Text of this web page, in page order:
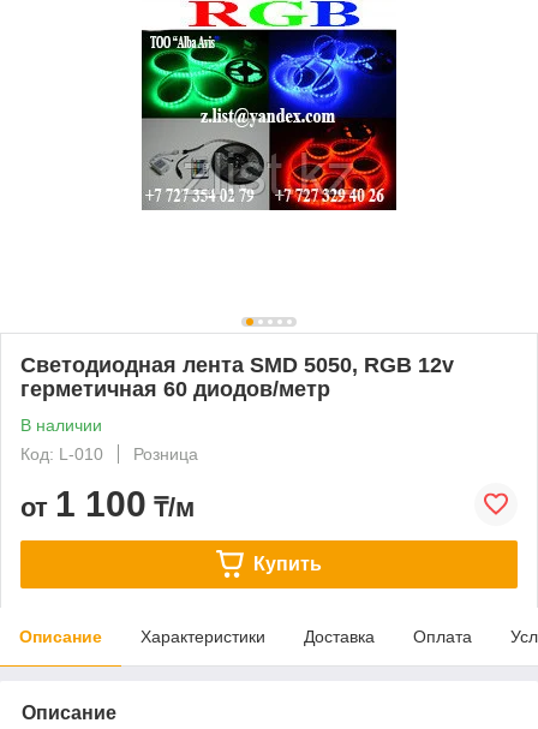
Светодиодная лента SMD 5050, RGB 12v
герметичная 60 диодов/метр
В наличии
Код: L-010
Розница
от 1 100 ₸/м
Купить
Описание Характеристики Доставка Оплата
Описание